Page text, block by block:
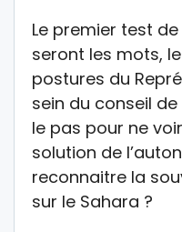
Le premier test
seront les mots,
postures du
sein du conseil
le pas pour ne
solution de
reconnaitre la
sur le Sahara ?